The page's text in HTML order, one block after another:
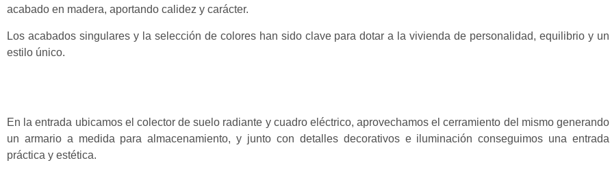
acabado en madera, aportando calidez y carácter.
Los acabados singulares y la selección de colores han sido clave para dotar a la vivienda de personalidad, equilibrio y un
estilo único.
En la entrada ubicamos el colector de suelo radiante y cuadro eléctrico, aprovechamos el cerramiento del mismo generando
un armario a medida para almacenamiento, y junto con detalles decorativos e iluminación conseguimos una entrada
práctica y estética.